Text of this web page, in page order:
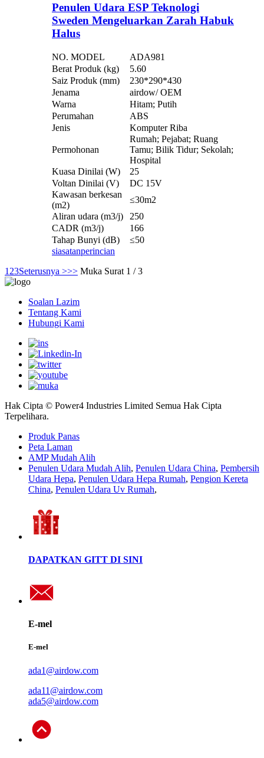
Penulen Udara ESP Teknologi
Sweden Mengeluarkan Zarah Habuk
Halus
NO. MODEL
ADA981
Berat Produk (kg)
5.60
Saiz Produk (mm)
230*290*430
Jenama
airdow/ OEM
Warna
Hitam; Putih
Perumahan
ABS
Jenis
Komputer Riba
Permohonan
Rumah; Pejabat; Ruang
Tamu; Bilik Tidur; Sekolah;
Hospital
Kuasa Dinilai (W)
25
Voltan Dinilai (V)
DC 15V
Kawasan berkesan
(m2)
≤30m2
Aliran udara (m3/j)
250
CADR (m3/j)
166
Tahap Bunyi (dB)
≤50
siasatanperincian
1 23Seterusnya >>> Muka Surat 1 / 3
Soalan Lazim
Tentang Kami
Hubungi Kami
Hak Cipta © Power4 Industries Limited Semua Hak Cipta
Terpelihara.
Produk Panas
Peta Laman
AMP Mudah Alih
Penulen Udara Mudah Alih, Penulen Udara China, Pembersih
Udara Hepa, Penulen Udara Hepa Rumah, Pengion Kereta
China, Penulen Udara Uv Rumah,
DAPATKAN GITT DI SINI
E-mel
E-mel
ada1@airdow.com
ada11@airdow.com
ada5@airdow.com